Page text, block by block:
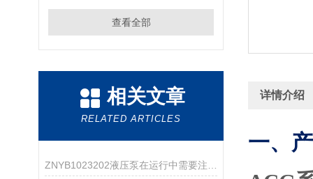
查看全部
相关文章
RELATED ARTICLES
详情介绍
一、